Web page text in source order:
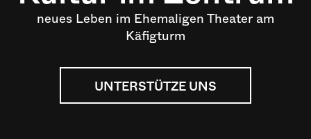
neues Leben im Ehemaligen Theater am
Käfigturm
UNTERSTÜTZE UNS